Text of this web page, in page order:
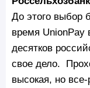
До этого выбор
время UnionPay
десятков
свое дело.
высокая, но